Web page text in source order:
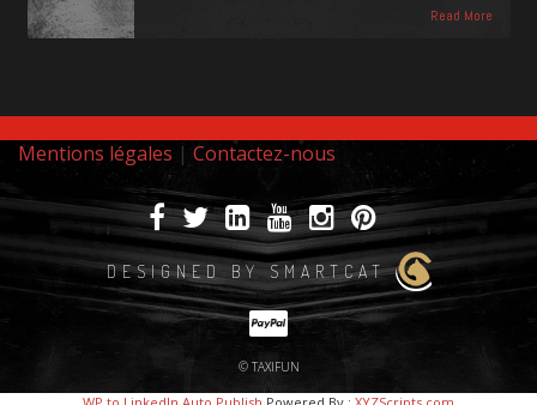
Read More
Mentions légales | Contactez-nous
DESIGNED BY SMARTCAT
© TAXIFUN